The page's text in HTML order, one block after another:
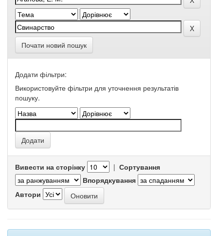
Почати новий пошук
Додати фільтри:
Використовуйте фільтри для уточнення результатів
пошуку.
Вивести на сторінку | Сортування
Впорядкування
Автори